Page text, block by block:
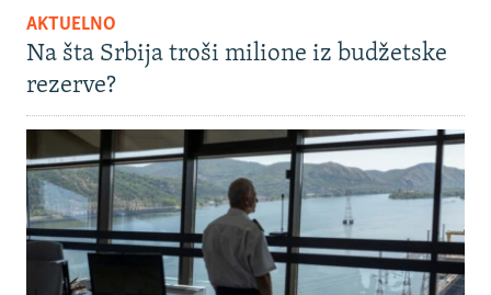
AKTUELNO
Na šta Srbija troši milione iz budžetske
rezerve?